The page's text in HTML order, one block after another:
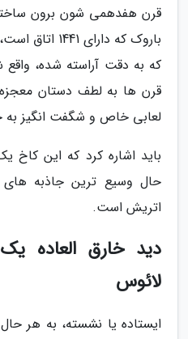
قرن هفدهمی شون برون
باروک که
که به دقت آراسته شده،
قرن ها به لطف دستان
لعابی خاص و شگفت انگیز به
باید اشاره کرد که این
حال وسیع ترین جاذبه
اتریش است.
دید خارق العاده
لائوس
ایستاده یا نشسته، به هر